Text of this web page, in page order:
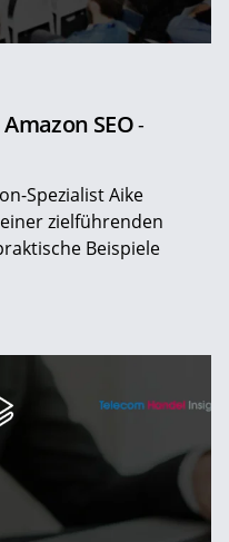
SEO-
Spezialist Aike
zielführenden
Beispiele